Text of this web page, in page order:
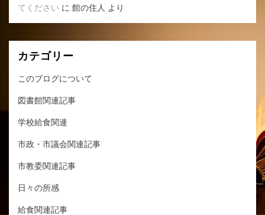
てください に 館の住人 より
カテゴリー
このブログについて
図書館関連記事
学校給食関連
市政・市議会関連記事
市教委関連記事
日々の所感
給食関連記事